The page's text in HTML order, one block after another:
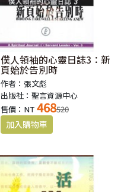
僕人領袖的心靈日誌3：新
頁始於告別時
作者：張文彪
出版社：聖言資源中心
售價：NT 468520